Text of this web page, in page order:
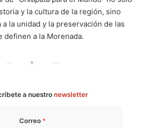
y la cultura de la región, sino
a la unidad y la preservación de las
definen a la Morenada.
✦
a nuestro newsletter
Correo *